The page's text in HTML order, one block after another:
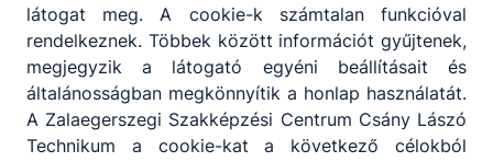
Megosztás
látogat meg. A cookie-k számtalan funkcióval
rendelkeznek. Többek között információt gyűjtenek,
megjegyzik a látogató egyéni beállításait és
általánosságban megkönnyítik a honlap használatát.
A Zalaegerszegi Szakképzési Centrum Csány Lászó
Technikum a cookie-kat a következő célokból